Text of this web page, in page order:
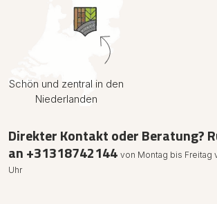
Schön und zentral in den
Niederlanden
Direkter Kontakt oder Beratung?
an+31318742144 von Montag bis Freitag
Uhr